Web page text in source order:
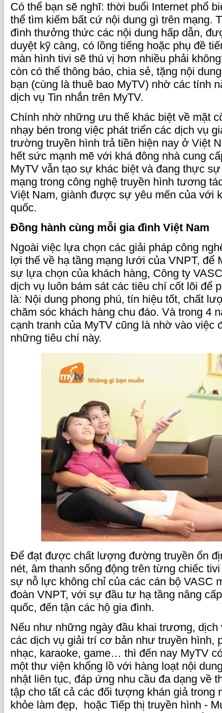
Có thể bạn sẽ nghĩ: thời buổi Internet phổ
thể tìm kiếm bất cứ nội dung gì trên mạng.
đình thưởng thức các nội dung hấp dẫn,
duyệt kỹ càng, có lồng tiếng hoặc phụ đề
màn hình tivi sẽ thú vị hơn nhiều phải
còn có thể thông báo, chia sẻ, tặng nội
bạn (cùng là thuê bao MyTV) nhờ các tính
dịch vụ Tin nhắn trên MyTV.
Chính nhờ những ưu thế khác biệt về mặt
nhạy bén trong việc phát triển các dịch vụ
trường truyền hình trả tiền hiện nay ở Việt
hết sức mạnh mẽ với khá đông nhà cung
MyTV vẫn tạo sự khác biệt và đang thực
mạng trong công nghệ truyền hình tương
Việt Nam, giành được sự yêu mến của với
quốc.
Đồng hành cùng mỗi gia đình Việt Nam
Ngoài việc lựa chọn các giải pháp công
lợi thế về hạ tầng mạng lưới của VNPT, để
sự lựa chọn của khách hàng, Công ty
dịch vụ luôn bám sát các tiêu chí cốt lõi để
là: Nội dung phong phú, tín hiệu tốt, chất
chăm sóc khách hàng chu đáo. Và trong 4
cạnh tranh của MyTV cũng là nhờ vào việc
những tiêu chí này.
Để đạt được chất lượng đường truyền ổn
nét, âm thanh sống động trên từng chiếc
sự nỗ lực không chỉ của các cán bộ VASC
đoàn VNPT, với sự đầu tư hạ tầng nâng
quốc, đến tận các hộ gia đình.
Nếu như những ngày đầu khai trương, dịch
các dịch vụ giải trí cơ bản như truyền hình,
nhạc, karaoke, game… thì đến nay MyTV
một thư viện khổng lồ với hàng loạt nội
nhật liên tục, đáp ứng nhu cầu đa dạng về
tập cho tất cả các đối tượng khán giả trong
khỏe làm đẹp, hoặc Tiếp thị truyền hình -